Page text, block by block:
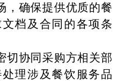
，确保提供优质的餐
档及合同的各项条
切协同采购方相关部
理涉及餐饮服务品